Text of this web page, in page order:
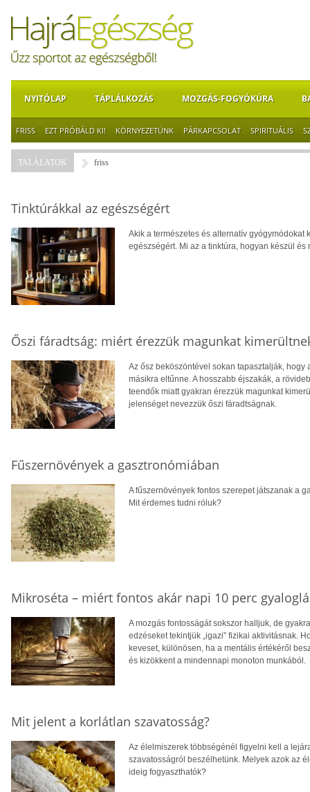
NYITÓLAP TÁPLÁLKOZÁS MOZGÁS-FOGYÓKÚRA
FRISS EZT PRÓBÁLD KI! KÖRNYEZETÜNK PÁRKAPCSOLAT SPIRITUÁLIS
TALÁLATOK friss
Tinktúrákkal az egészségért
Akik a természetes és alternatív
egészségért. Mi az a tinktúra, hogyan készül
Őszi fáradtság: miért érezzük magunkat
Az ősz beköszöntével sokan tapasztalják,
másikra eltűnne. A hosszabb éjszakák, a
teendők miatt gyakran érezzük magunkat
jelenséget nevezzük őszi fáradtságnak.
Fűszernövények a gasztronómiában
A fűszernövények fontos szerepet játszanak a
Mit érdemes tudni róluk?
Mikroséta – miért fontos akár napi 10 perc
A mozgás fontosságát sokszor halljuk, de
edzéseket tekintjük „igazi” fizikai aktivitásnak.
keveset, különösen, ha a mentális értékéről
és kizökkent a mindennapi monoton munkából.
Mit jelent a korlátlan szavatosság?
Az élelmiszerek többségénél figyelni kell a
szavatosságról beszélhetünk. Melyek azok az
ideig fogyaszthatók?